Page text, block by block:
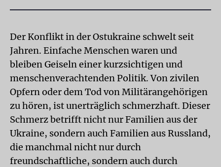
Der Konflikt in der Ostukraine schwelt seit
Jahren. Einfache Menschen waren und
bleiben Geiseln einer kurzsichtigen und
menschenverachtenden Politik. Von zivilen
Opfern oder dem Tod von Militärangehörigen
zu hören, ist unerträglich schmerzhaft. Dieser
Schmerz betrifft nicht nur Familien aus der
Ukraine, sondern auch Familien aus Russland,
die manchmal nicht nur durch
freundschaftliche, sondern auch durch